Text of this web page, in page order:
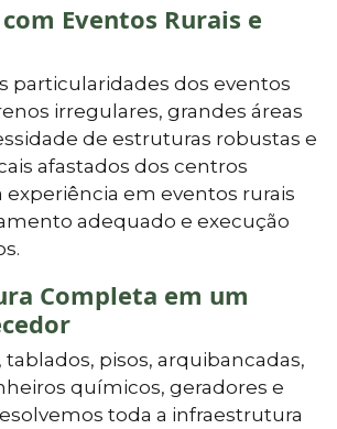
Eventos Rurais e
particularidades dos eventos
irregulares, grandes áreas
de estruturas robustas e
afastados dos centros
experiência em eventos rurais
adequado e execução
Completa em um
tablados, pisos, arquibancadas,
químicos, geradores e
toda a infraestrutura